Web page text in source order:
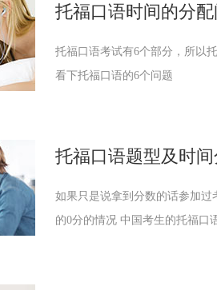
托福口语时间的分
托福口语考试有6个部分，所以
看下托福口语的6个问题
托福口语题型及时
如果只是说拿到分数的话参加
的0分的情况 中国考生的托福口